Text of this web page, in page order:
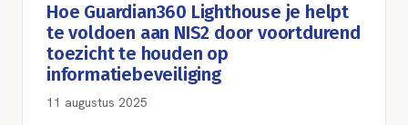
Hoe Guardian360 Lighthouse je helpt
te voldoen aan NIS2 door voortdurend
toezicht te houden op
informatiebeveiliging
11 augustus 2025